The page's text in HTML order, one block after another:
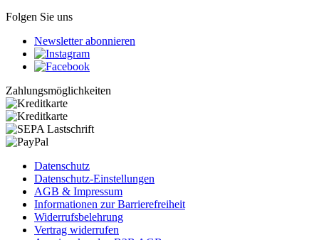
Folgen Sie uns
Newsletter abonnieren
Zahlungsmöglichkeiten
Datenschutz
Datenschutz-Einstellungen
AGB & Impressum
Informationen zur Barrierefreiheit
Widerrufsbelehrung
Vertrag widerrufen